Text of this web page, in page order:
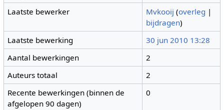
Laatste bewerker Mvkooij (overleg |
bijdragen)
Laatste bewerking
30 jun 2010 13:28
Aantal bewerkingen
2
Auteurs totaal
2
Recente bewerkingen (binnen de
afgelopen 90 dagen)
0